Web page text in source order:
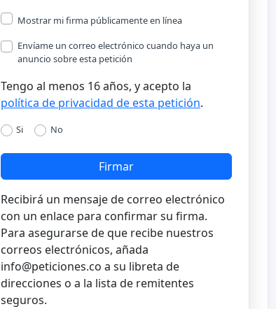
Mostrar mi firma públicamente en línea
Envíame un correo electrónico cuando haya un
anuncio sobre esta petición
Tengo al menos 16 años, y acepto la
política de privacidad de esta petición.
Si No
Firmar
Recibirá un mensaje de correo electrónico
con un enlace para confirmar su firma.
Para asegurarse de que recibe nuestros
correos electrónicos, añada
info@peticiones.co a su libreta de
direcciones o a la lista de remitentes
seguros.